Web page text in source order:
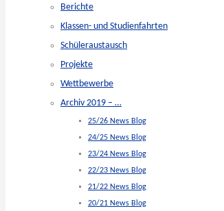
Berichte
Klassen- und Studienfahrten
Schüleraustausch
Projekte
Wettbewerbe
Archiv 2019 – …
25/26 News Blog
24/25 News Blog
23/24 News Blog
22/23 News Blog
21/22 News Blog
20/21 News Blog